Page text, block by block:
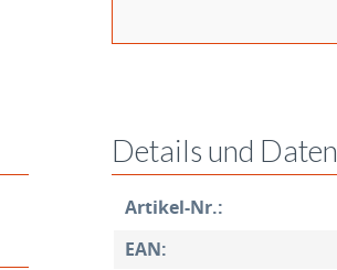
Details und Daten
Artikel-Nr.:
EAN: